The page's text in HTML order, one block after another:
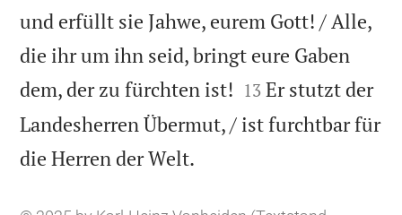
und erfüllt sie Jahwe, eurem Gott! / Alle,
die ihr um ihn seid, bringt eure Gaben
dem, der zu fürchten ist! 

13 Er stutzt der
Landesherren Übermut, / ist furchtbar für
die Herren der Welt.